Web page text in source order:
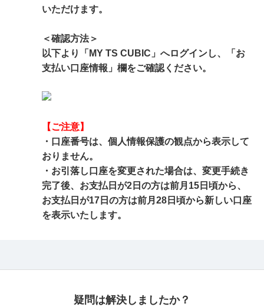
いただけます。
＜確認方法＞
以下より「MY TS CUBIC」へログインし、「お
支払い口座情報」欄をご確認ください。
【ご注意】
・口座番号は、個人情報保護の観点から表示して
おりません。
・お引落し口座を変更された場合は、変更手続き
完了後、お支払日が2日の方は前月15日頃から、
お支払日が17日の方は前月28日頃から新しい口座
を表示いたします。
疑問は解決しましたか？